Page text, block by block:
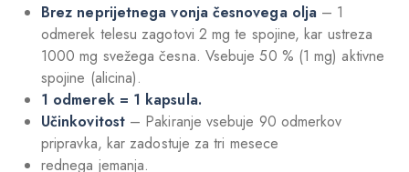
Brez neprijetnega vonja česnovega olja – 1
odmerek telesu zagotovi 2 mg te spojine, kar ustreza
1000 mg svežega česna. Vsebuje 50 % (1 mg) aktivne
spojine (alicina).
1 odmerek = 1 kapsula.
Učinkovitost– Pakiranje vsebuje 90 odmerkov
pripravka, kar zadostuje za tri mesece
rednega jemanja.